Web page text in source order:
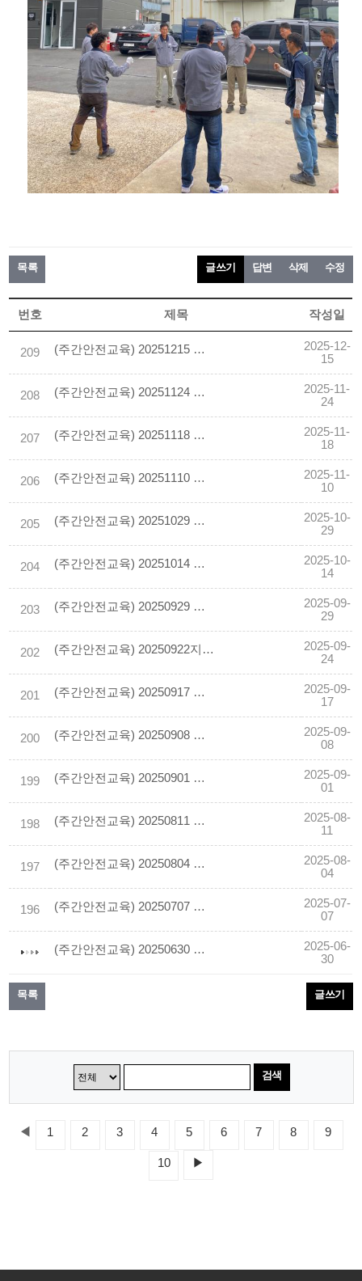
목록 수정
삭제
답변
글쓰기
번호 제목 작성일
209 (주간안전교육) 20251215 이동식 사다리 작업중 떨어짐
2025-12-
15
208 (주간안전교육) 20251124 배관설치 작업중 이동식비계 전도되어 떨어짐
2025-11-
24
207 (주간안전교육) 20251118 위험물 저장탱크 폭발사고 예방 안전수칙
2025-11-
18
206 (주간안전교육) 20251110 고소작업대와 배관 사이에 협착
2025-11-
10
205 (주간안전교육) 20251029 낙하물 방지망 설치 해체 작업 안전수칙
2025-10-
29
204 (주간안전교육) 20251014 공조닥트 위에서 배관작업 중 화재
2025-10-
14
203 (주간안전교육) 20250929 추락재해예방 안전시설
2025-09-
29
202 (주간안전교육) 20250922지하 작업장 등 밀폐공간 화재위험작업* 안전수칙
2025-09-
24
201 (주간안전교육) 20250917 건설업 안전난간 임의해체 떨어짐
2025-09-
17
200 (주간안전교육) 20250908 건설업 실내 마감작업 의 유해.위험요인과 안전수칙 확인
2025-09-
08
199 (주간안전교육) 20250901 계단실에서 자재 운반 중 추락
2025-09-
01
198 (주간안전교육) 20250811 테크플레이트 붕괴사고 사례 및 예방대책
2025-08-
11
197 (주간안전교육) 20250804 감전재해예방 10대 안전수칙
2025-08-
04
196 (주간안전교육) 20250707 폭염으로 인한 사망사고 연속발생
2025-07-
07
(주간안전교육) 20250630 장마철 건설현장 핵심 안전수칙
2025-06-
30
목록 글쓰기
검색
◀ 1 2 3 4 5 6 7 8 9
10 ▶